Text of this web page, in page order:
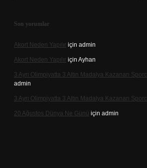
Son yorumlar
Akort Neden Yapılır için admin
Akort Neden Yapılır için Ayhan
3 Ayrı Olimpiyatta 3 Altın Madalya Kazanan
admin
3 Ayrı Olimpiyatta 3 Altın Madalya Kazanan
20 Ağustos Dünya Ne Günü için admin